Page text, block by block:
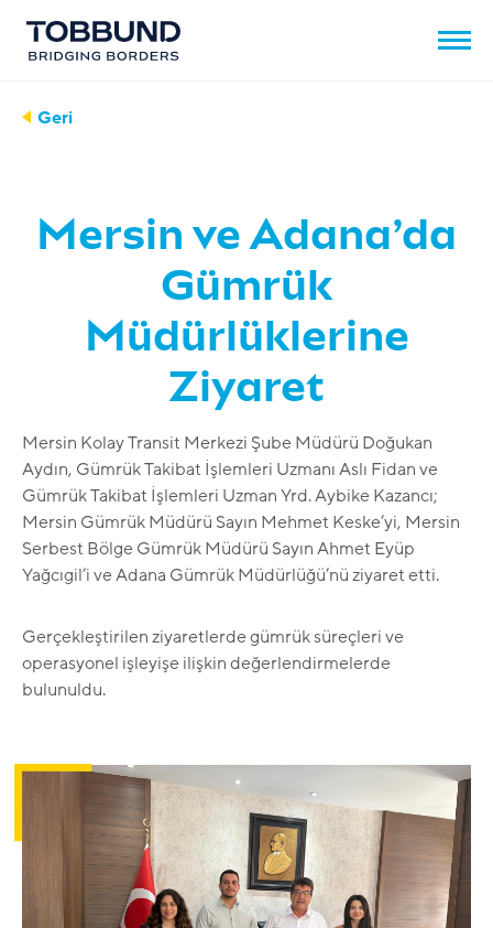
Geri
Mersin ve Adana’da
Gümrük
Müdürlüklerine
Ziyaret
Mersin Kolay Transit Merkezi Şube Müdürü Doğukan
Aydın, Gümrük Takibat İşlemleri Uzmanı Aslı Fidan ve
Gümrük Takibat İşlemleri Uzman Yrd. Aybike Kazancı;
Mersin Gümrük Müdürü Sayın Mehmet Keske’yi, Mersin
Serbest Bölge Gümrük Müdürü Sayın Ahmet Eyüp
Yağcıgil’i ve Adana Gümrük Müdürlüğü’nü ziyaret etti.
Gerçekleştirilen ziyaretlerde gümrük süreçleri ve
operasyonel işleyişe ilişkin değerlendirmelerde
bulunuldu.